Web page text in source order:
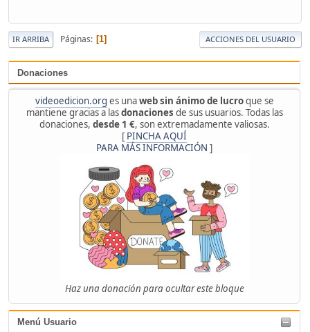
Donaciones
videoedicion.org es unaweb sin ánimo de lucroque se
mantiene gracias a lasdonaciones de sus usuarios. Todas las
donaciones, desde 1 €, son extremadamente valiosas.
[ PINCHA AQUÍ
PARA MÁS INFORMACIÓN ]
Haz una donación para ocultar este bloque
Menú Usuario
IR ARRIBA Páginas 1 ACCIONES DEL USUARIO